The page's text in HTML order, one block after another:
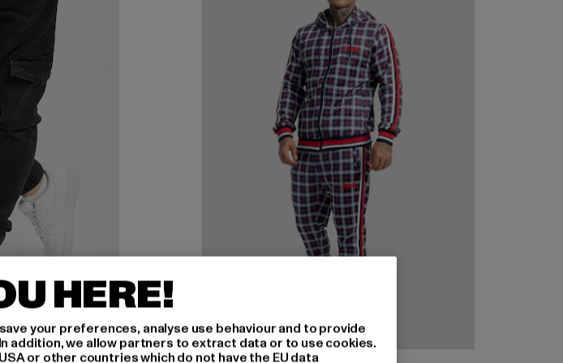
HERE!
your preferences, analyse use behaviour and to provide
we allow partners to extract data or to use cookies.
or other countries which do not have the EU data